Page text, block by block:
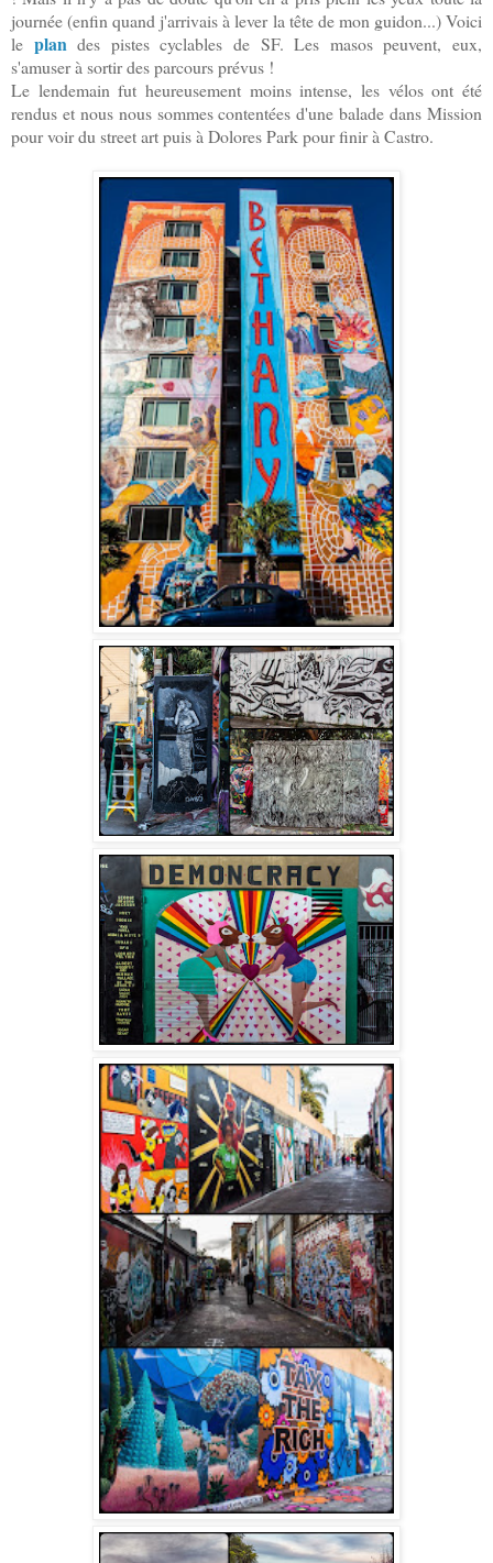
journée (enfin quand j'arrivais à lever la tête de mon guidon...)Voici
le plandes pistes cyclables de SF. Les masos peuvent, eux,
s'amuser à sortir des parcours prévus !
Le lendemain fut heureusement moins intense, les vélos ont été
rendus et nous nous sommes contentées d'une balade dans Mission
pour voir du street art puis à Dolores Park pour finir à Castro.